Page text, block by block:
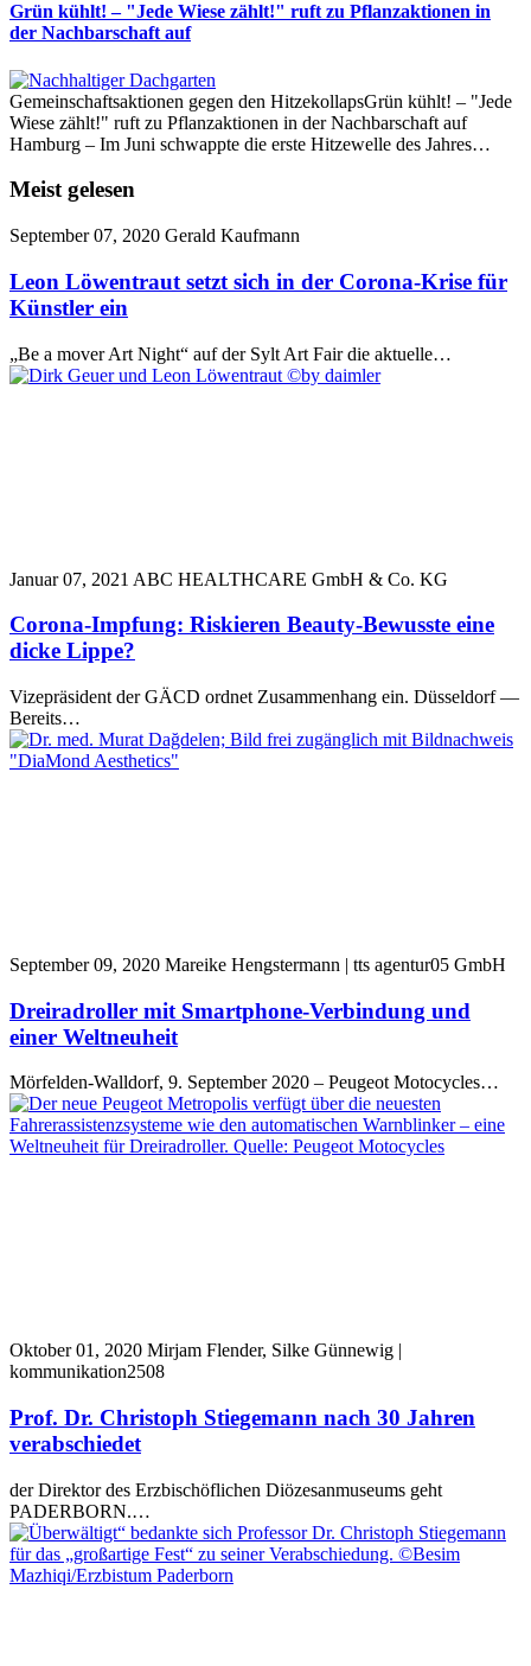
Grün kühlt! – "Jede Wiese zählt!" ruft zu Pflanzaktionen in
der Nachbarschaft auf
Gemeinschaftsaktionen gegen den HitzekollapsGrün kühlt! – "Jede
Wiese zählt!" ruft zu Pflanzaktionen in der Nachbarschaft auf
Hamburg – Im Juni schwappte die erste Hitzewelle des Jahres…
Meist gelesen
September 07, 2020 Gerald Kaufmann
Leon Löwentraut setzt sich in der Corona-Krise für
Künstler ein
„Be a mover Art Night“ auf der Sylt Art Fair die aktuelle…
Januar 07, 2021 ABC HEALTHCARE GmbH & Co. KG
Corona-Impfung: Riskieren Beauty-Bewusste eine
dicke Lippe?
Vizepräsident der GÄCD ordnet Zusammenhang ein. Düsseldorf —
Bereits…
September 09, 2020 Mareike Hengstermann | tts agentur05 GmbH
Dreiradroller mit Smartphone-Verbindung und
einer Weltneuheit
Mörfelden-Walldorf, 9. September 2020 – Peugeot Motocycles…
Oktober 01, 2020 Mirjam Flender, Silke Günnewig |
kommunikation2508
Prof. Dr. Christoph Stiegemann nach 30 Jahren
verabschiedet
der Direktor des Erzbischöflichen Diözesanmuseums geht
PADERBORN.…